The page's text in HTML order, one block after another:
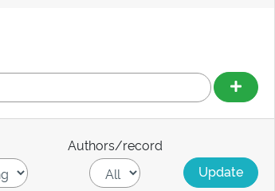
Authors/record